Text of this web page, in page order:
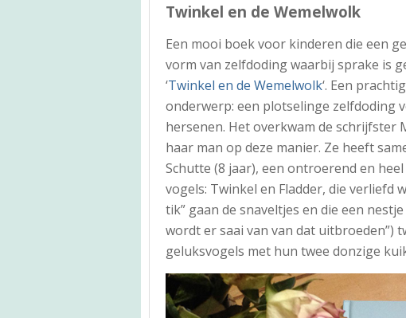
Twinkel en de Wemelwolk
Een mooi boek voor kinderen die een
vorm van zelfdoding waarbij sprake is
‘Twinkel en de Wemelwolk‘. Een
onderwerp: een plotselinge zelfdoding
hersenen. Het overkwam de schrijfster
haar man op deze manier. Ze heeft
Schutte (8 jaar), een ontroerend en
vogels: Twinkel en Fladder, die verliefd
tik” gaan de snaveltjes en die een
wordt er saai van van dat uitbroeden”)
geluksvogels met hun twee donzige